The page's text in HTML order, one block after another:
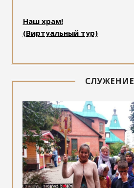
Наш храм!
(Виртуальный тур)
СЛУЖЕНИЕ